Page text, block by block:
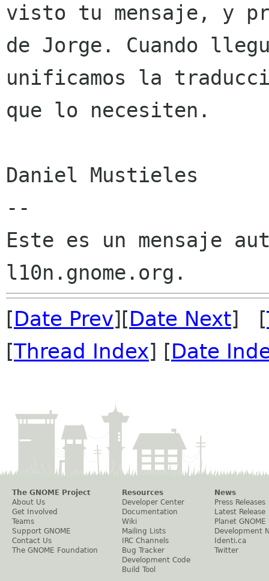
visto tu mensaje, y
de Jorge. Cuando
unificamos la
que lo necesiten.
Daniel Mustieles
--
Este es un mensaje
[Date Prev][Date Next] [
[Thread Index] [Date
The GNOME Project
About Us
Get Involved
Teams
Support GNOME
Contact Us
The GNOME Foundation
Resources
Developer Center
Documentation
Wiki
Mailing Lists
IRC Channels
Bug Tracker
Development Code
Build Tool
News
Press Releases
Latest Release
Planet GNOME
Development
Identi.ca
Twitter